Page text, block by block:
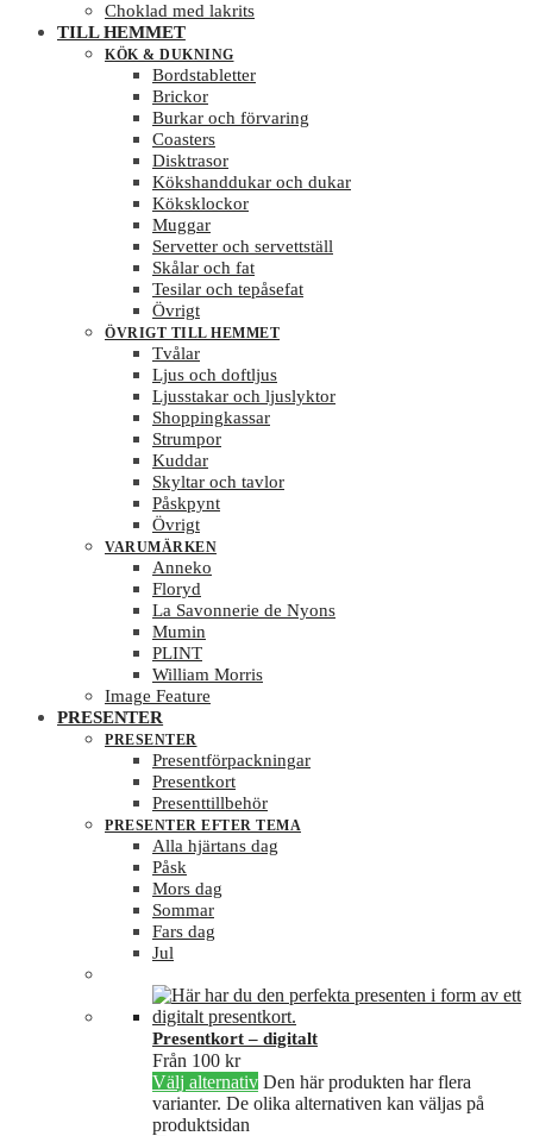
Choklad med lakrits
TILL HEMMET
KÖK & DUKNING
Bordstabletter
Brickor
Burkar och förvaring
Coasters
Disktrasor
Kökshanddukar och dukar
Köksklockor
Muggar
Servetter och servettställ
Skålar och fat
Tesilar och tepåsefat
Övrigt
ÖVRIGT TILL HEMMET
Tvålar
Ljus och doftljus
Ljusstakar och ljuslyktor
Shoppingkassar
Strumpor
Kuddar
Skyltar och tavlor
Påskpynt
Övrigt
VARUMÄRKEN
Anneko
Floryd
La Savonnerie de Nyons
Mumin
PLINT
William Morris
Image Feature
PRESENTER
PRESENTER
Presentförpackningar
Presentkort
Presenttillbehör
PRESENTER EFTER TEMA
Alla hjärtans dag
Påsk
Mors dag
Sommar
Fars dag
Jul
Presentkort – digitalt
Från 100 kr
Välj alternativ Den här produkten har flera
varianter. De olika alternativen kan väljas på
produktsidan